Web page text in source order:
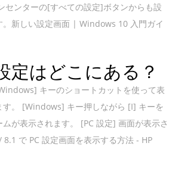
センターの[すべての設定]ボタンからも設
。新しい設定画面 | Windows 10 入門ガイ
定はどこにある？
キーのショートカットを使って表
す。 [Windows] キー押しながら [I] キーを
が表示されます。 [PC 設定] 画面が表示さ
で PC 設定画面を表示する方法 - HP